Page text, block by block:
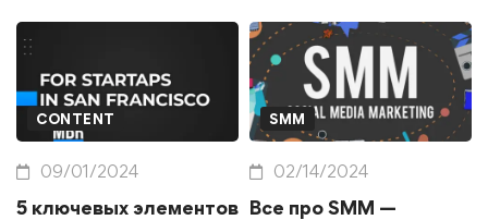
CONTENT
09/01/2024
5 ключевых элементов
SMM
02/14/2024
Все про SMM —